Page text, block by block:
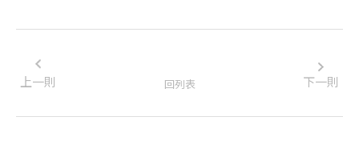
上一則 回列表 下一則